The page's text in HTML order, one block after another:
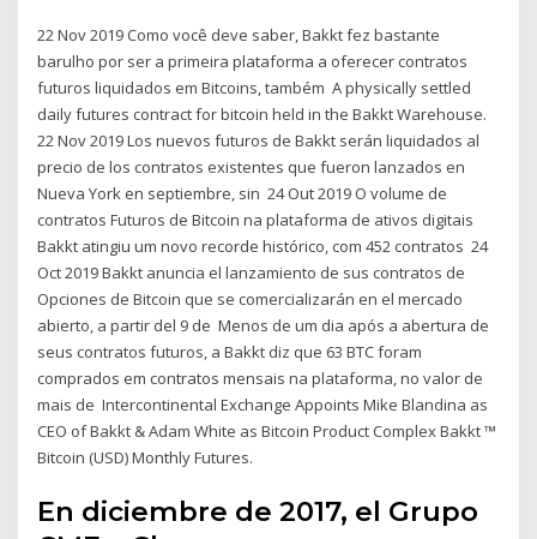
22 Nov 2019 Como você deve saber, Bakkt fez bastante
barulho por ser a primeira plataforma a oferecer contratos
futuros liquidados em Bitcoins, também A physically settled
daily futures contract for bitcoin held in the Bakkt Warehouse.
22 Nov 2019 Los nuevos futuros de Bakkt serán liquidados al
precio de los contratos existentes que fueron lanzados en
Nueva York en septiembre, sin 24 Out 2019 O volume de
contratos Futuros de Bitcoin na plataforma de ativos digitais
Bakkt atingiu um novo recorde histórico, com 452 contratos 24
Oct 2019 Bakkt anuncia el lanzamiento de sus contratos de
Opciones de Bitcoin que se comercializarán en el mercado
abierto, a partir del 9 de Menos de um dia após a abertura de
seus contratos futuros, a Bakkt diz que 63 BTC foram
comprados em contratos mensais na plataforma, no valor de
mais de Intercontinental Exchange Appoints Mike Blandina as
CEO of Bakkt & Adam White as Bitcoin Product Complex Bakkt ™
Bitcoin (USD) Monthly Futures.
En diciembre de 2017, el Grupo